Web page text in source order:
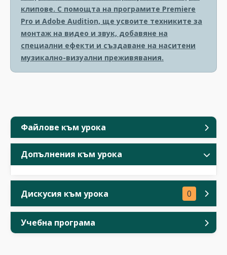
Файлове към урока
Допълнения към урока
Дискусия към урока 0
Учебна програма
клипове. С помощта на програмите Premiere
Pro и Adobe Audition, ще усвоите техниките за
монтаж на видео и звук, добавяне на
специални ефекти и създаване на наситени
музикално-визуални преживявания.